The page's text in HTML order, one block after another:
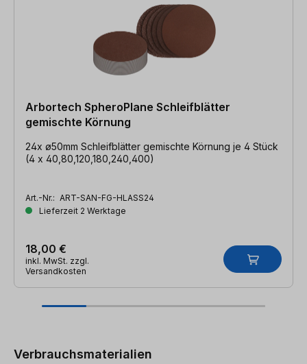
Arbortech SpheroPlane Schleifblätter
gemischte Körnung
24x ø50mm Schleifblätter gemischte Körnung je 4 Stück
(4 x 40,80,120,180,240,400)
Art.-Nr.: ART-SAN-FG-HLASS24
Lieferzeit 2 Werktage
18,00 €
inkl. MwSt. zzgl.
Versandkosten
Verbrauchsmaterialien